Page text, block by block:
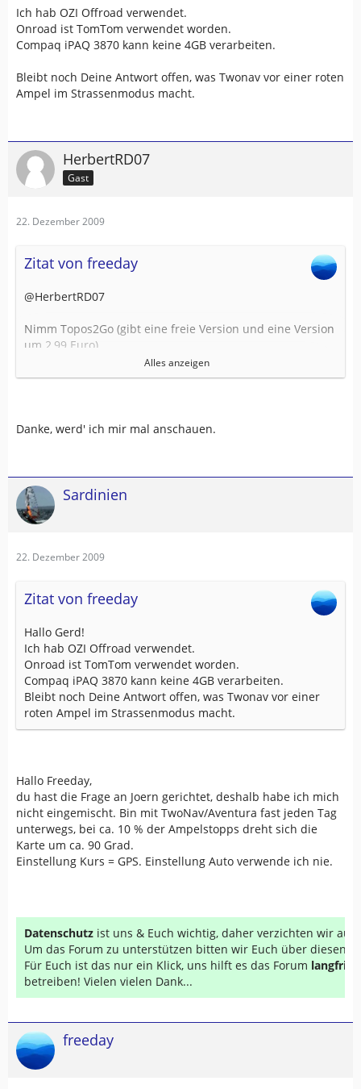
Ich hab OZI Offroad verwendet.
Onroad ist TomTom verwendet worden.
Compaq iPAQ 3870 kann keine 4GB verarbeiten.
Bleibt noch Deine Antwort offen, was Twonav vor einer roten
Ampel im Strassenmodus macht.
HerbertRD07
Gast
22. Dezember 2009
Zitat von freeday
@HerbertRD07
Nimm Topos2Go (gibt eine freie Version und eine Version
um 2,99 Euro)
Ich habe ganz Österreich (Amap) damit auf dem iPhone -
funktioniert sehr gut (Die Einschränkung mit 2-3 Stunden
http://www.cynicsoftware.com/topos2go/screenshots.htm
CompeGps wird kaum billiger sein.
Alles anzeigen
Danke, werd' ich mir mal anschauen.
Sardinien
22. Dezember 2009
Zitat von freeday
Hallo Gerd!
Ich hab OZI Offroad verwendet.
Onroad ist TomTom verwendet worden.
Compaq iPAQ 3870 kann keine 4GB verarbeiten.
Bleibt noch Deine Antwort offen, was Twonav vor einer
roten Ampel im Strassenmodus macht.
Hallo Freeday,
du hast die Frage an Joern gerichtet, deshalb habe ich mich
nicht eingemischt. Bin mit TwoNav/Aventura fast jeden Tag
unterwegs, bei ca. 10 % der Ampelstopps dreht sich die
Karte um ca. 90 Grad.
Einstellung Kurs = GPS. Einstellung Auto verwende ich nie.
Datenschutz ist uns & Euch wichtig, daher verzichten wir auf
Um das Forum zu unterstützen bitten wir Euch über diesen
Für Euch ist das nur ein Klick, uns hilft es das Forum
betreiben! Vielen vielen Dank...
freeday